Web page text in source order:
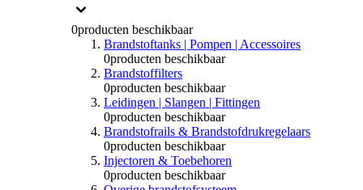
0producten beschikbaar
Brandstoftanks | Pompen | Accessoires
0producten beschikbaar
Brandstoffilters
0producten beschikbaar
Leidingen | Slangen | Fittingen
0producten beschikbaar
Brandstofrails & Brandstofdrukregelaars
0producten beschikbaar
Injectoren & Toebehoren
0producten beschikbaar